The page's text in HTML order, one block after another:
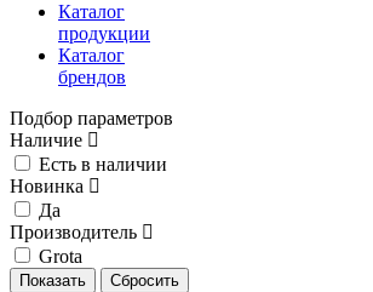
Каталог
продукции
Каталог
брендов
Подбор параметров
Наличие
Есть в наличии
Новинка
Да
Производитель
Grota